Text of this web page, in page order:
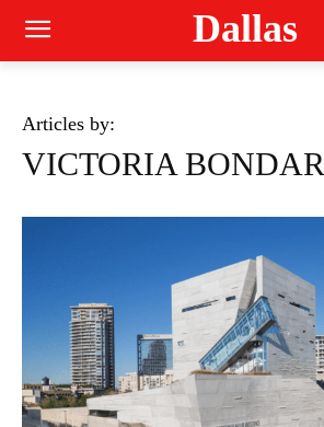
Dallas
Articles by:
VICTORIA BONDAR